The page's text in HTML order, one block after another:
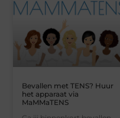
Bevallen met TENS? Huur
het apparaat via
MaMMaTENS